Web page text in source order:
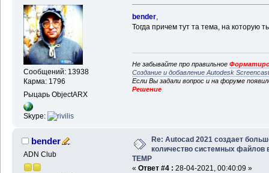
Сообщений: 13938
Карма: 1796
Рыцарь ObjectARX
Skype:
bender,
Тогда причем тут та тема, на которую
Не забывайте про правильное
Создание и добавление Autodesk
Если Вы задали вопрос и на форуме
Решение
bender
ADN Club
Re: Autocad 2021 создает
количество системных файлов
TEMP
« Ответ #4 : 28-04-2021, 00:40:09 »